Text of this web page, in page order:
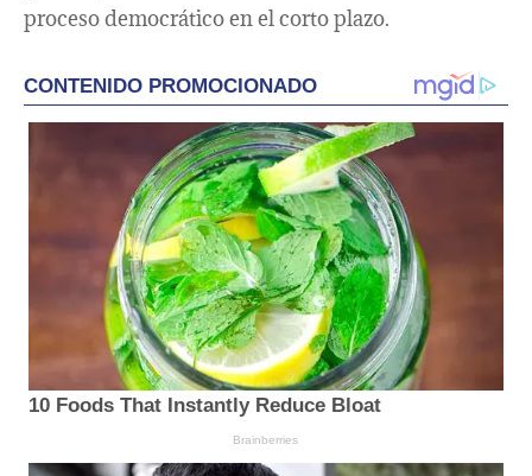
proceso democrático en el corto plazo.